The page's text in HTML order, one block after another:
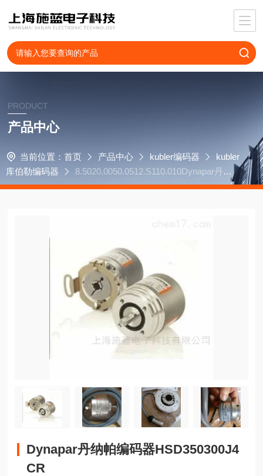
PRODUCT
产品中心
当前位置： 首页 产品中心 kubler编码器
kubler
库伯勒编码器
8.5020.0050.0512.S110.010Dynapar丹纳
帕编码器HSD350300J4CR
Dynapar丹纳帕编码器HSD350300J4
CR